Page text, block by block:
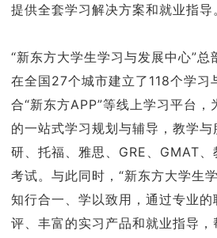
提供全套学习解决方案和就业指导
“新东方大学生学习与发展中心”总
在全国27个城市建立了118个学习
合“新东方APP”等线上学习平台，
的一站式学习规划与辅导，教学
研、托福、雅思、GRE、GMAT
考试。与此同时，“新东方大学生
知行合一、学以致用，通过专业的
评、丰富的实习产品和就业指导，